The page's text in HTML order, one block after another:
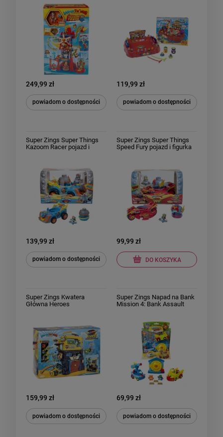
249,99 zł
powiadom o dostępności
119,99 zł
powiadom o dostępności
Super Zings Super Things
Kazoom Racer pojazd i
139,99 zł
powiadom o dostępności
Super Zings Super Things
Speed Fury pojazd i figurka
99,99 zł
DO KOSZYKA
Super Zings Kwatera
Główna Heroes
159,99 zł
powiadom o dostępności
Super Zings Napad na Bank
Mission 4: Bank Assault
69,99 zł
powiadom o dostępności